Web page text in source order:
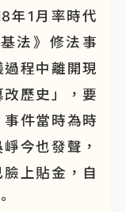
年1月率時代
法》修法事
程中離開現
歷史」，要
件當時為時
今也發聲，
上貼金，自